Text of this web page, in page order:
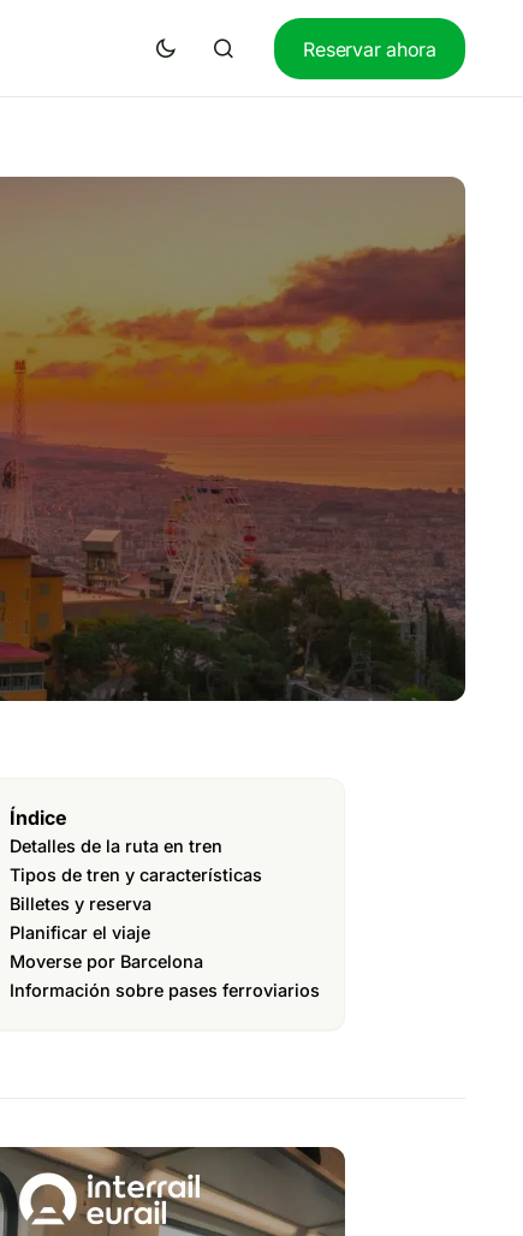
Reservar ahora
Índice
Detalles de la ruta en tren
Tipos de tren y características
Billetes y reserva
Planificar el viaje
Moverse por Barcelona
Información sobre pases ferroviarios